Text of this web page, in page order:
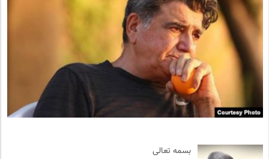
بسمه تعالی